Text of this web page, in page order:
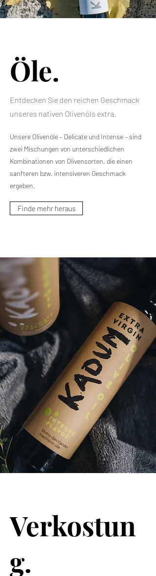
Öle.
Entdecken Sie den reichen Geschmack
unseres nativen Olivenöls extra.
Unsere Olivenöle – Delicate und Intense – sind
zwei Mischungen von unterschiedlichen
Kombinationen von Olivensorten, die einen
sanfteren bzw. intensiveren Geschmack
ergeben.
Finde mehr heraus
Verkostun
g.